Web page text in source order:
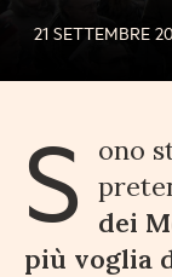
21 SETTEMBRE
S
ono
dei
più voglia